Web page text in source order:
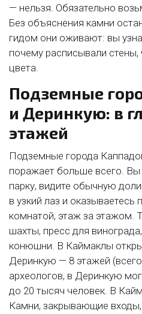
— нельзя. Обязательно
Без объяснения камни
гидом они оживают: вы
почему расписывали
цвета.
Подземные
и Деринкую: в
этажей
Подземные города
поражает больше всего.
парку, видите обычную
в узкий лаз и
комнатой, этаж за этажом.
шахты, пресс для
конюшни. В Каймаклы
Деринкую — 8 этажей
археологов, в Деринкую
до 20 тысяч человек. В
Камни, закрывающие входы,